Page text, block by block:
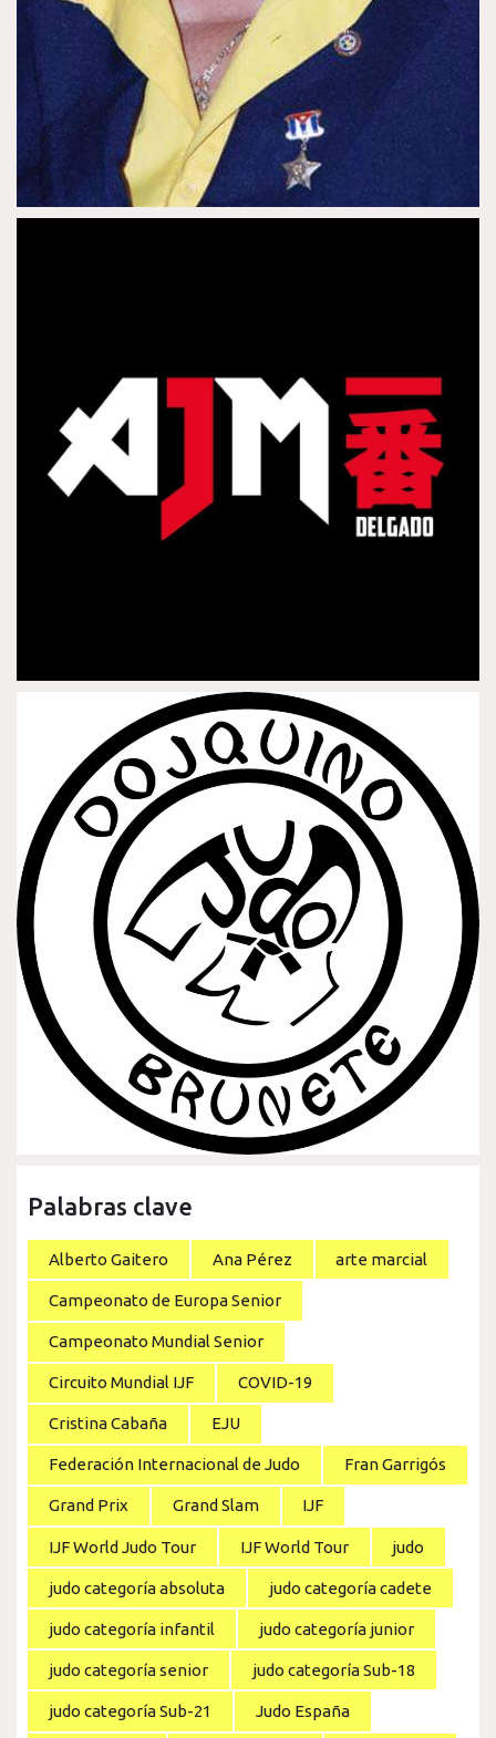
Palabras clave
Alberto Gaitero Ana Pérez arte marcial
Campeonato de Europa Senior
Campeonato Mundial Senior
Circuito Mundial IJF COVID-19
Cristina Cabaña EJU
Federación Internacional de Judo Fran Garrigós
Grand Prix Grand Slam IJF
IJF World Judo Tour IJF World Tour judo
judo categoría absoluta judo categoría cadete
judo categoría infantil judo categoría junior
judo categoría senior judo categoría Sub-18
judo categoría Sub-21 Judo España